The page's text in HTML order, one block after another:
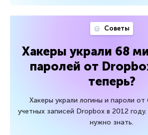
Советы
Хакеры украли 68
паролей от
теперь?
Хакеры украли логины и пароли
учетных записей Dropbox в 2012
нужно знать.